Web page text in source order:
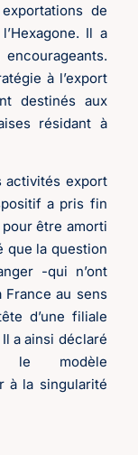
de
Il a
à l’export
destinés aux
résidant à
activités export
a pris fin
être amorti
que la question
-qui n’ont
France au sens
d’une filiale
a ainsi déclaré
le modèle
à la singularité